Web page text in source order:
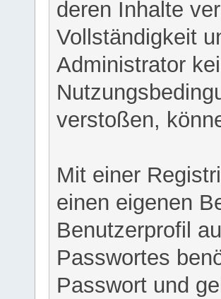
deren Inhalte
Vollständigkeit
Administrator
verstoßen,
Mit einer
einen eigenen
Benutzerprofil
Passwortes
Passwort und